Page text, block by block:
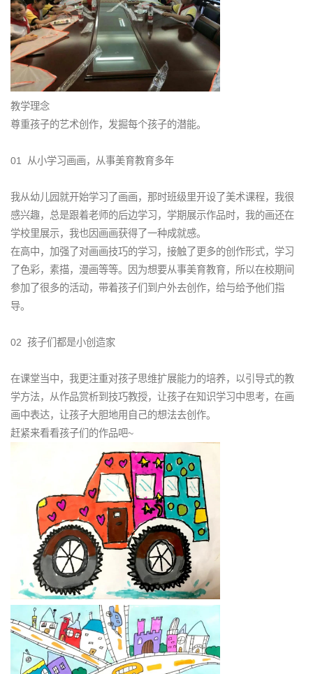
教学理念
尊重孩子的艺术创作，发掘每个孩子的潜能。
01 从小学习画画，从事美育教育多年
我从幼儿园就开始学习了画画，那时班级里开设了美术课程，我很
感兴趣，总是跟着老师的后边学习，学期展示作品时，我的画还在
学校里展示，我也因画画获得了一种成就感。
在高中，加强了对画画技巧的学习，接触了更多的创作形式，学习
了色彩，素描，漫画等等。因为想要从事美育教育，所以在校期间
参加了很多的活动，带着孩子们到户外去创作，给与给予他们指
导。
02 孩子们都是小创造家
在课堂当中，我更注重对孩子思维扩展能力的培养，以引导式的教
学方法，从作品赏析到技巧教授，让孩子在知识学习中思考，在画
画中表达，让孩子大胆地用自己的想法去创作。
赶紧来看看孩子们的作品吧~